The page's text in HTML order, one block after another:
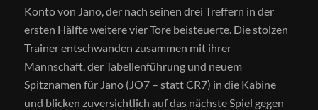
Konto von Jano, der nach seinen drei Treffern in der
ersten Hälfte weitere vier Tore beisteuerte. Die stolzen
Trainer entschwanden zusammen mit ihrer
Mannschaft, der Tabellenführung und neuem
Spitznamen für Jano (JO7 – statt CR7) in die Kabine
und blicken zuversichtlich auf das nächste Spiel gegen